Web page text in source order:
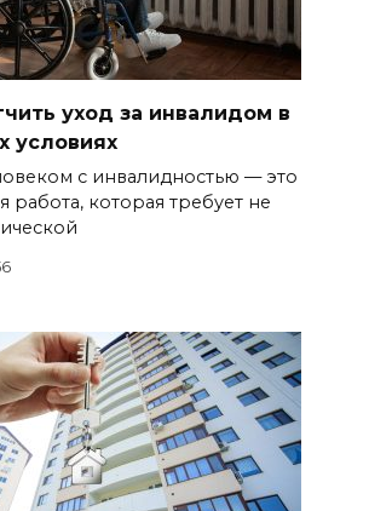
уход за инвалидом в
условиях
с инвалидностью — это
работа, которая требует не